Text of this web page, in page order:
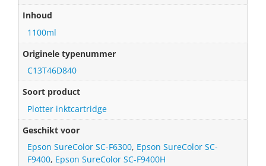
Inhoud
1100ml
Originele typenummer
C13T46D840
Soort product
Plotter inktcartridge
Geschikt voor
Epson SureColor SC-F6300, Epson SureColor SC-
F9400, Epson SureColor SC-F9400H